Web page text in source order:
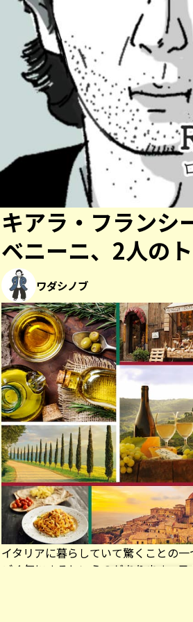
キアラ・フランシ
ベニーニ、2人の
ワダシノブ
イタリアに暮らしていて驚くことの
ごく気にするというのがあります。